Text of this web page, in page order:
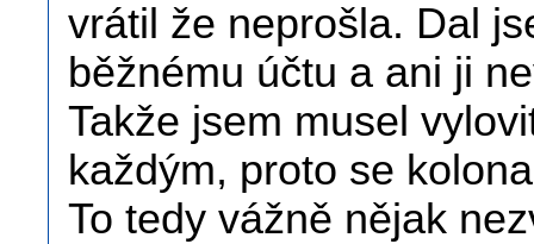
vrátil že neprošla. Dal
běžnému účtu a ani ji
Takže jsem musel
každým, proto se
To tedy vážně nějak